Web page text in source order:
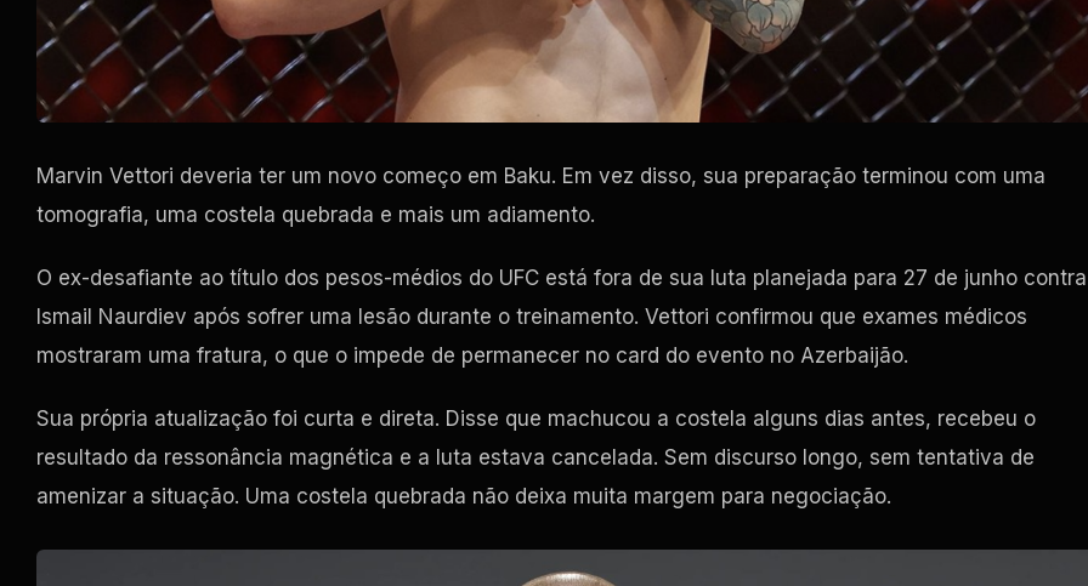
Marvin Vettori deveria ter um novo começo em Baku. Em vez disso, sua preparação terminou com uma
tomografia, uma costela quebrada e mais um adiamento.
O ex-desafiante ao título dos pesos-médios do UFC está fora de sua luta planejada para 27 de junho contra
Ismail Naurdiev após sofrer uma lesão durante o treinamento. Vettori confirmou que exames médicos
mostraram uma fratura, o que o impede de permanecer no card do evento no Azerbaijão.
Sua própria atualização foi curta e direta. Disse que machucou a costela alguns dias antes, recebeu o
resultado da ressonância magnética e a luta estava cancelada. Sem discurso longo, sem tentativa de
amenizar a situação. Uma costela quebrada não deixa muita margem para negociação.